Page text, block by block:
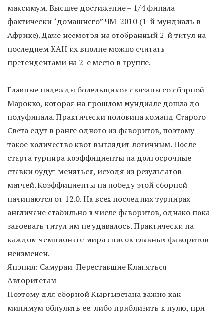
максимум. Высшее достижение – 1/4 финала
фактически “домашнего” ЧМ-2010 (1-й мундиаль в
Африке). Даже несмотря на отобранный 2-й титул на
последнем КАН их вполне можно считать
претендентами на 2-е место в группе.
Главные надежды болельщиков связаны со сборной
Марокко, которая на прошлом мундиале дошла до
полуфинала. Практически половина команд Старого
Света едут в ранге одного из фаворитов, поэтому
такое количество квот выглядит логичным. После
старта турнира коэффициенты на долгосрочные
ставки будут меняться, исходя из результатов
матчей. Коэффициенты на победу этой сборной
начинаются от 12.0. На всех последних турнирах
англичане стабильно в числе фаворитов, однако пока
завоевать титул им не удавалось. Практически на
каждом чемпионате мира список главных фаворитов
неизменен.
Япония: Самураи, Переставшие Кланяться
Авторитетам
Поэтому для сборной Кыргызстана важно как
минимум обнулить ее, либо приблизить к нулю, при